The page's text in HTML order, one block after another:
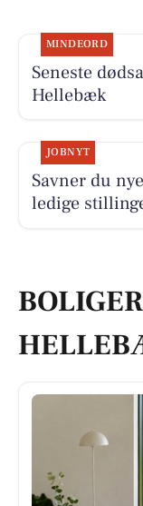
MINDEORD
Seneste
Hellebæk
JOBNYT
Savner du
ledige